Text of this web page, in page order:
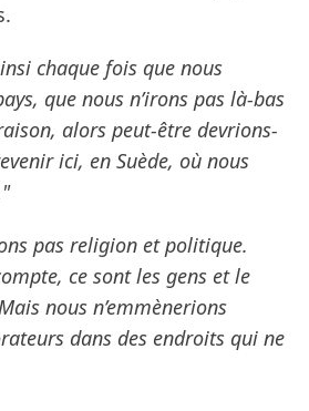
chaque fois que nous
que nous n’irons pas là-bas
alors peut-être devrions-
ici, en Suède, où nous
pas religion et politique.
ce sont les gens et le
nous n’emmènerions
dans des endroits qui ne